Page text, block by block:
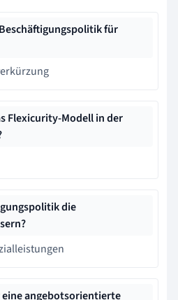
für
Flexicurity-Modell in der
die
eine angebotsorientierte